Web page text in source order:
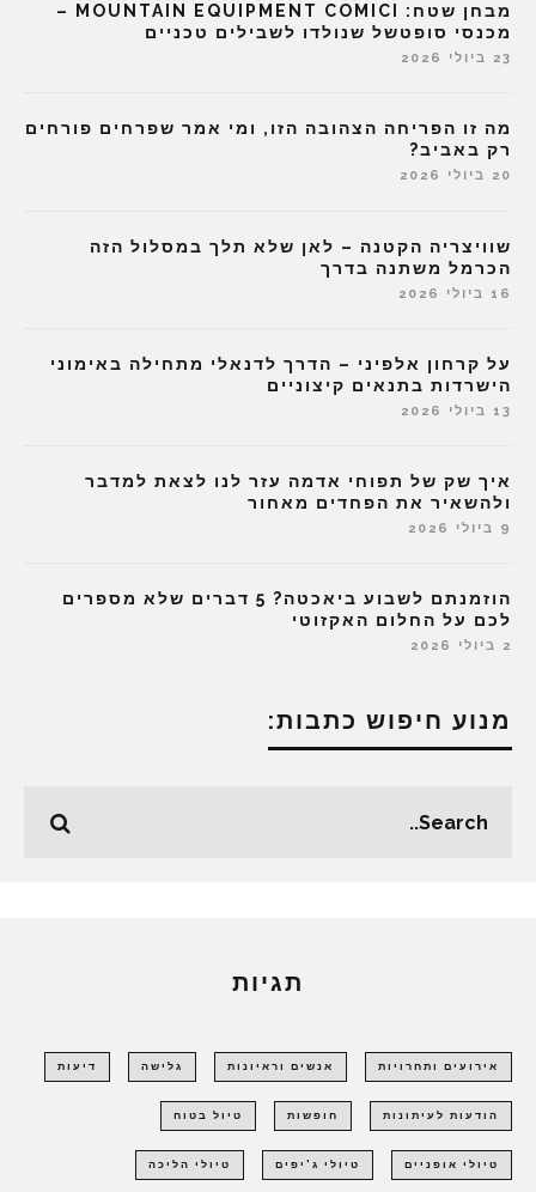
מבחן שטח: MOUNTAIN EQUIPMENT COMICI –
מכנסי סופטשל שנולדו לשבילים טכניים
23 ביולי 2026
מה זו הפריחה הצהובה הזו, ומי אמר שפרחים פורחים
רק באביב?
20 ביולי 2026
שוויצריה הקטנה – לאן שלא תלך במסלול הזה
הכרמל משתנה בדרך
16 ביולי 2026
על קרחון אלפיני – הדרך לדנאלי מתחילה באימוני
הישרדות בתנאים קיצוניים
13 ביולי 2026
איך שק של תפוחי אדמה עזר לנו לצאת למדבר
ולהשאיר את הפחדים מאחור
9 ביולי 2026
הוזמנתם לשבוע ביאכטה? 5 דברים שלא מספרים
לכם על החלום האקזוטי
2 ביולי 2026
מנוע חיפוש כתבות:
תגיות
אירועים ותחרויות אנשים וראיונות גלישה דיעות
הודעות לעיתונות חופשות טיול בטוח
טיולי אופניים טיולי ג'יפים טיולי הליכה